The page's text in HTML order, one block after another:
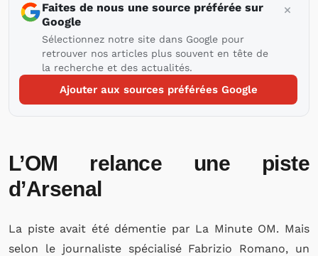
Faites de nous une source préférée sur
Google
Sélectionnez notre site dans Google pour
retrouver nos articles plus souvent en tête de
la recherche et des actualités.
Ajouter aux sources préférées Google
L’OM relance une piste
d’Arsenal
La piste avait été démentie par La Minute OM. Mais
selon le journaliste spécialisé Fabrizio Romano, un